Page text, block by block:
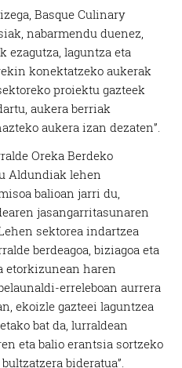
Basque Culinary
nabarmendu duenez,
ezagutza, laguntza eta
konektatzeko aukerak
proiektu gazteek
aukera berriak
aukera izan dezaten”.
Oreka Berdeko
Aldundiak lehen
balioan jarri du,
jasangarritasunaren
sektorea indartzea
berdeagoa, biziagoa eta
etorkizunean haren
erreleboan aurrera
ekoizle gazteei laguntzea
bat da, lurraldean
eta balio erantsia sortzeko
bideratua”.